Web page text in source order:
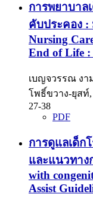
การพยาบาล
คับประคอง :
Nursing
End of Life :
เบญจวรรณ งา
โพธิ์ขวาง-ยุสท์
27-38
PDF
การดูแลเด็ก
และแนวทาง
with
Assist